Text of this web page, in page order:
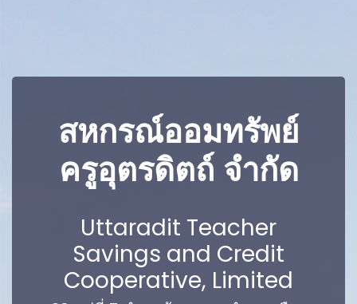
สหกรณ์ออมทรัพย์
ครูอุตรดิตถ์ จำกัด
Uttaradit Teacher
Savings and Credit
Cooperative, Limited